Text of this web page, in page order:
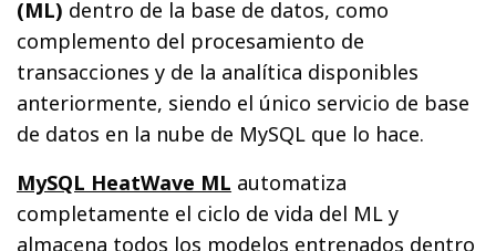
(ML) dentro de la base de datos, como
complemento del procesamiento de
transacciones y de la analítica disponibles
anteriormente, siendo el único servicio de base
de datos en la nube de MySQL que lo hace.
MySQL HeatWave ML automatiza
completamente el ciclo de vida del ML y
almacena todos los modelos entrenados dentro